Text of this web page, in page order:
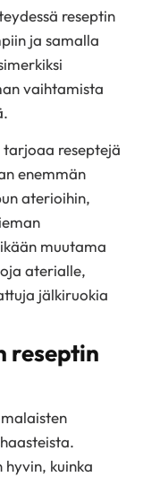
reseptin
ja samalla
vaihtamista
tarjoaa reseptejä
enemmän
aterioihin,
muutama
aterialle,
jälkiruokia
reseptin
kuinka